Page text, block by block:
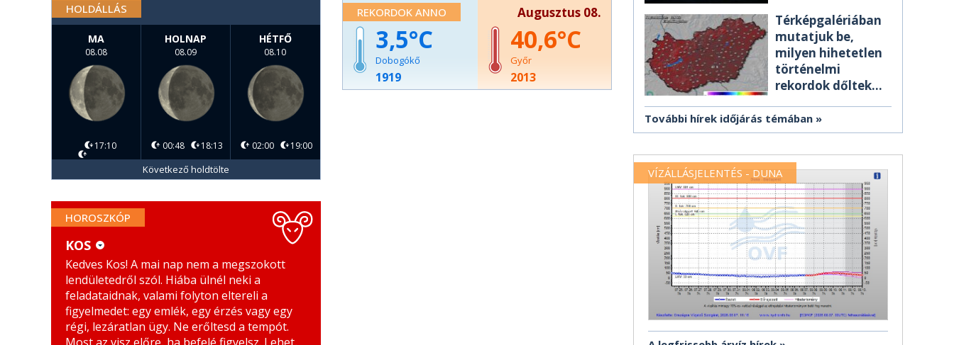
HOLDÁLLÁS
MA
08.08
17:10
HOLNAP
08.09
00:48 18:13
HÉTFŐ
08.10
02:00 19:00
Következő holdtölte
HOROSZKÓP
KOS
BIKA
IKREK
MÉRLEG
SKORPIÓ
NYILAS
KOS
Kedves Kos! A mai nap nem a megszokott
lendületedről szól. Hiába ülnél neki a
feladataidnak, valami folyton eltereli a
figyelmedet: egy emlék, egy érzés vagy egy
régi, lezáratlan ügy. Ne erőltesd a tempót.
REKORDOK ANNO Augusztus 08.
3,5
Dobogókő
1919
40,6
Győr
2013
Térképgalériában
mutatjuk be,
milyen hihetetlen
történelmi
rekordok dőltek
További hírek időjárás témában
VÍZÁLLÁSJELENTÉS - DUNA